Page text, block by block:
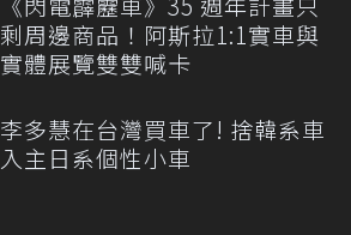
剩周邊商品！阿斯拉1:1實車與
實體展覽雙雙喊卡
李多慧在台灣買車了! 捨韓系車
入主日系個性小車